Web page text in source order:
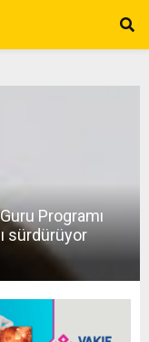
Programı
sürdürüyor